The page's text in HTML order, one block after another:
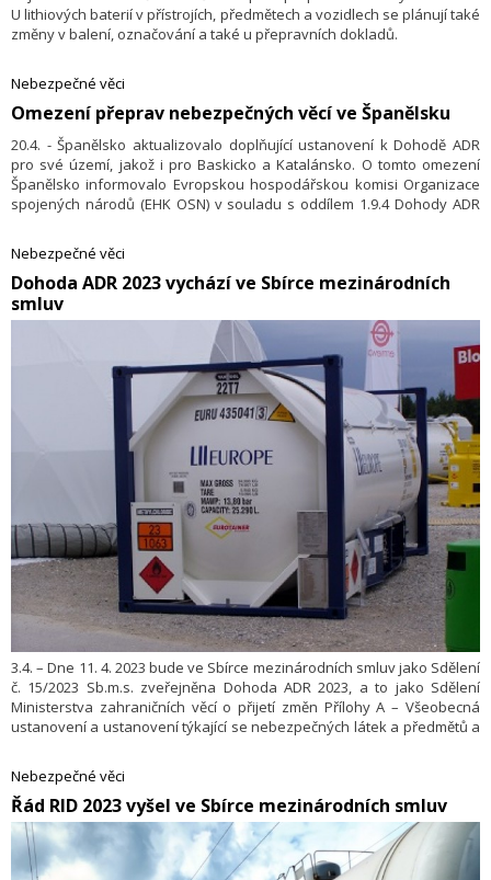
U lithiových baterií v přístrojích, předmětech a vozidlech se plánují také
změny v balení, označování a také u přepravních dokladů.
Nebezpečné věci
Omezení přeprav nebezpečných věcí ve Španělsku
20.4. - Španělsko aktualizovalo doplňující ustanovení k Dohodě ADR
pro své území, jakož i pro Baskicko a Katalánsko. O tomto omezení
Španělsko informovalo Evropskou hospodářskou komisi Organizace
spojených národů (EHK OSN) v souladu s oddílem 1.9.4 Dohody ADR
2023.
Nebezpečné věci
​Dohoda ADR 2023 vychází ve Sbírce mezinárodních
smluv
3.4. – Dne 11. 4. 2023 bude ve Sbírce mezinárodních smluv jako Sdělení
č. 15/2023 Sb.m.s. zveřejněna Dohoda ADR 2023, a to jako Sdělení
Ministerstva zahraničních věcí o přijetí změn Přílohy A – Všeobecná
ustanovení a ustanovení týkající se nebezpečných látek a předmětů a
Nebezpečné věci
​Řád RID 2023 vyšel ve Sbírce mezinárodních smluv